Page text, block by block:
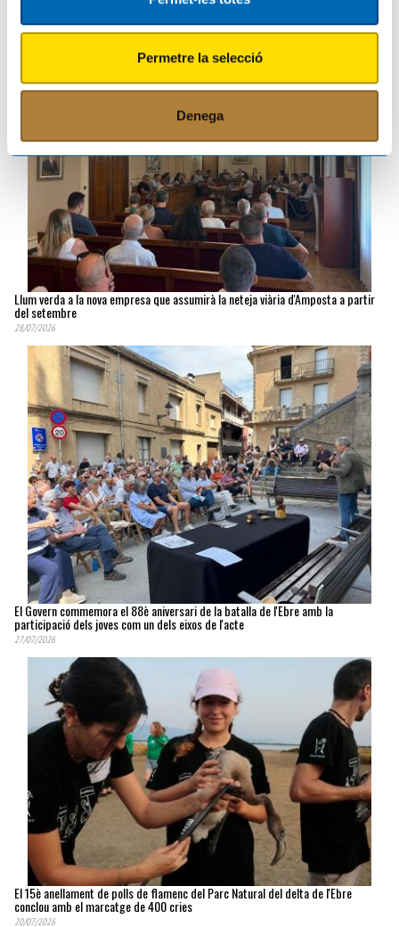
Permetre la selecció
Denega
Llum verda a la nova empresa que assumirà la neteja viària d'Amposta a partir
del setembre
28/07/2026
El Govern commemora el 88è aniversari de la batalla de l'Ebre amb la
participació dels joves com un dels eixos de l'acte
27/07/2026
El 15è anellament de polls de flamenc del Parc Natural del delta de l'Ebre
conclou amb el marcatge de 400 cries
20/07/2026